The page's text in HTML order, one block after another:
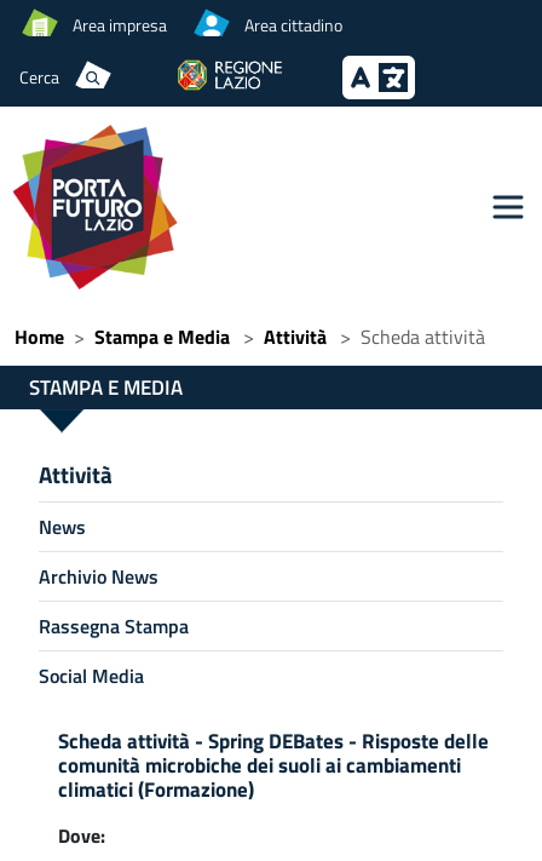
Area impresa Area cittadino
Cerca
Home Stampa e Media Attività Scheda attività
STAMPA E MEDIA
Attività
News
Archivio News
Rassegna Stampa
Social Media
Scheda attività - Spring DEBates - Risposte delle
comunità microbiche dei suoli ai cambiamenti
climatici (Formazione)
Dove: